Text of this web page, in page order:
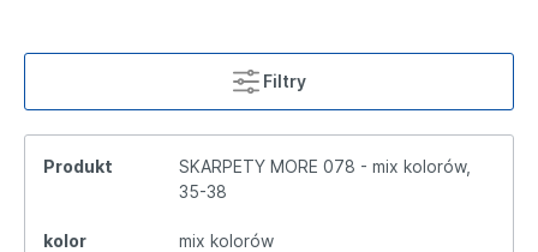
Filtry
Produkt
SKARPETY MORE 078 - mix kolorów,
35-38
kolor mix kolorów